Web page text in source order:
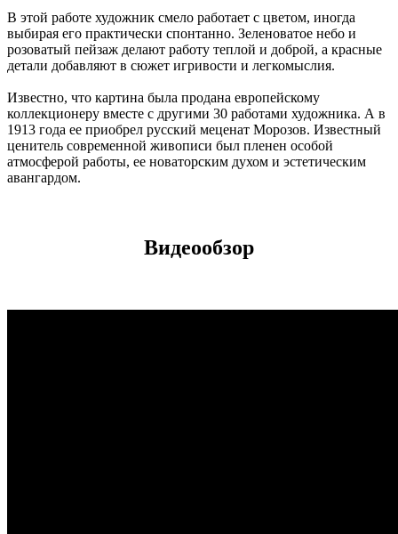
В этой работе художник смело работает с цветом, иногда
выбирая его практически спонтанно. Зеленоватое небо и
розоватый пейзаж делают работу теплой и доброй, а красные
детали добавляют в сюжет игривости и легкомыслия.
Известно, что картина была продана европейскому
коллекционеру вместе с другими 30 работами художника. А в
1913 года ее приобрел русский меценат Морозов. Известный
ценитель современной живописи был пленен особой
атмосферой работы, ее новаторским духом и эстетическим
авангардом.
Видеообзор